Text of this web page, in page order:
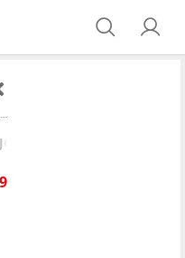
TAH GEFUNDEN